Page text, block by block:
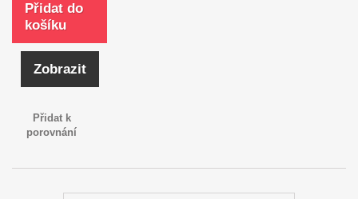
Přidat do
košíku
Zobrazit
Přidat k
porovnání